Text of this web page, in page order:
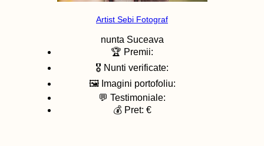
Artist Sebi Fotograf
nunta Suceava
🏆 Premii:
🎖️ Nunti verificate:
🖼️ Imagini portofoliu:
💬 Testimoniale:
💰 Pret: €